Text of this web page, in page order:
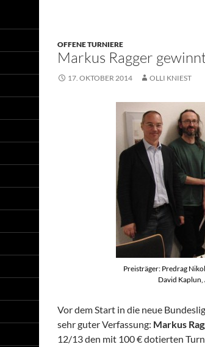
OFFENE TURNIERE
Markus Ragger
17. OKTOBER 2014 OLLI KNIEST
Preisträger: Predrag
David
Vor dem Start in die neue
sehr guter Verfassung: Markus
12/13 den mit 100 € dotierten